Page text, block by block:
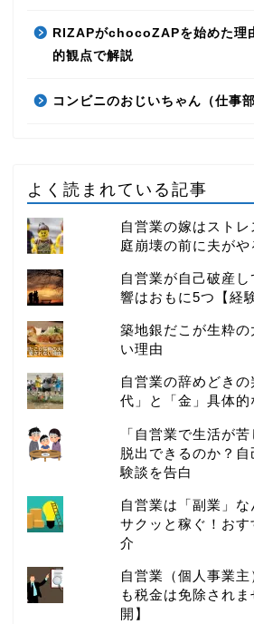
RIZAPがchocoZAPを始めた理
的観点で解説
コンビニのおじいちゃん（仕事
よく読まれている記事
自営業の嫁はスト
庭崩壊の前に夫がや
自営業が自己破産
響はおもに5つ【経
築地銀だこが生粋
い理由
自営業の辞めどき
代」と「金」具体的
「自営業で生活が
脱出できるのか？
験談を告白
自営業は「副業」
サクッと稼ぐ！お
介
自営業（個人事業
も税金は免除され
開】